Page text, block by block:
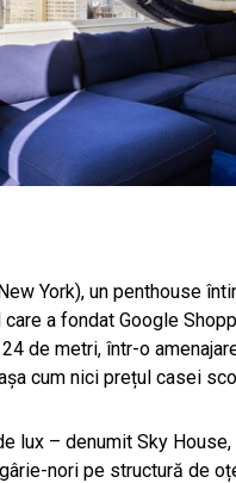
York), un penthouse
care a fondat Google
de metri, într-o
cum nici prețul casei
lux – denumit Sky
nori pe structură de